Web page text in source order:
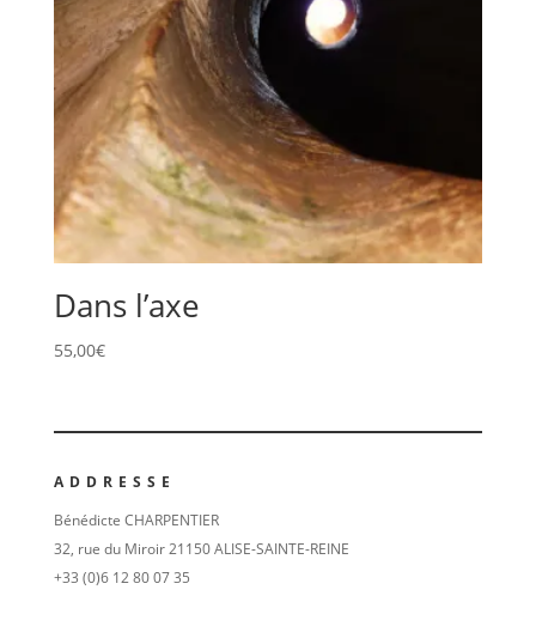
Dans l’axe
55,00€
ADDRESSE
Bénédicte CHARPENTIER
32, rue du Miroir 21150 ALISE-SAINTE-REINE
+33 (0)6 12 80 07 35